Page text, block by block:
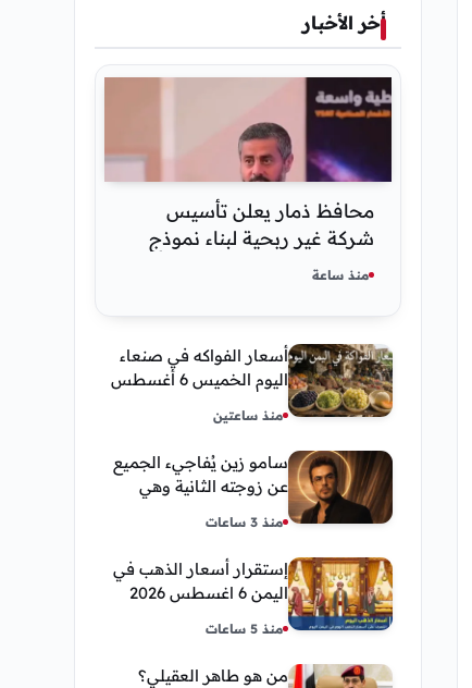
أخر الأخبار
محافظ ذمار يعلن تأسيس
شركة غير ربحية لبناء نموذج
ذكاء اصطناعي يمني
منذ ساعة
أسعار الفواكه في صنعاء
اليوم الخميس 6 أغسطس
والرمان في الأسواق
منذ ساعتين
سامو زين يُفاجيء الجميع
عن زوجته الثانية وهي
منذ 3 ساعات
إستقرار أسعار الذهب في
اليمن 6 اغسطس 2026
منذ 5 ساعات
من هو طاهر العقيلي؟